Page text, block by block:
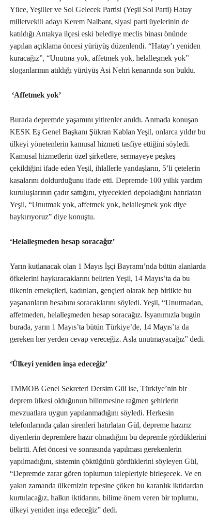
Yüce, Yeşiller ve Sol Gelecek Partisi (Yeşil Sol Parti) Hatay
milletvekili adayı Kerem Nalbant, siyasi parti üyelerinin de
katıldığı Antakya ilçesi eski belediye meclis binası önünde
yapılan açıklama öncesi yürüyüş düzenlendi. “Hatay’ı yeniden
kuracağız”, “Unutma yok, affetmek yok, helalleşmek yok”
sloganlarının atıldığı yürüyüş Asi Nehri kenarında son buldu.
‘Affetmek yok’
Burada depremde yaşamını yitirenler anıldı. Anmada konuşan
KESK Eş Genel Başkanı Şükran Kablan Yeşil, onlarca yıldır bu
ülkeyi yönetenlerin kamusal hizmeti tasfiye ettiğini söyledi.
Kamusal hizmetlerin özel şirketlere, sermayeye peşkeş
çekildiğini ifade eden Yeşil, ihlallerle yandaşların, 5’li çetelerin
kasalarını doldurduğunu ifade etti. Depremde 100 yıllık yardım
kuruluşlarının çadır sattığını, yiyecekleri depoladığını hatırlatan
Yeşil, “Unutmak yok, affetmek yok, helalleşmek yok diye
haykırıyoruz” diye konuştu.
‘Helalleşmeden hesap soracağız’
Yarın kutlanacak olan 1 Mayıs İşçi Bayramı’nda bütün alanlarda
öfkelerini haykıracaklarını belirten Yeşil, 14 Mayıs’ta da bu
ülkenin emekçileri, kadınları, gençleri olarak hep birlikte bu
yaşananların hesabını soracaklarını söyledi. Yeşil, “Unutmadan,
affetmeden, helalleşmeden hesap soracağız. İsyanımızla bugün
burada, yarın 1 Mayıs’ta bütün Türkiye’de, 14 Mayıs’ta da
gereken her yerden cevap vereceğiz. Asla unutmayacağız” dedi.
‘Ülkeyi yeniden inşa edeceğiz’
TMMOB Genel Sekreteri Dersim Gül ise, Türkiye’nin bir
deprem ülkesi olduğunun bilinmesine rağmen şehirlerin
mevzuatlara uygun yapılanmadığını söyledi. Herkesin
telefonlarında çalan sirenleri hatırlatan Gül, depreme hazırız
diyenlerin depremlere hazır olmadığını bu depremle gördüklerini
belirtti. Afet öncesi ve sonrasında yapılması gerekenlerin
yapılmadığını, sistemin çöktüğünü gördüklerini söyleyen Gül,
“Depremde zarar gören toplumun talepleriyle birleşecek. Ve en
yakın zamanda ülkemizin tepesine çöken bu karanlık iktidardan
kurtulacağız, halkın iktidarını, bilime önem veren bir toplumu,
ülkeyi yeniden inşa edeceğiz” dedi.